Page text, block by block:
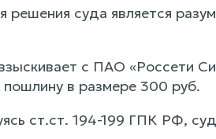
решения суда является
с ПАО «Россети
в размере 300 руб.
ст.ст. 194-199 ГПК РФ, суд